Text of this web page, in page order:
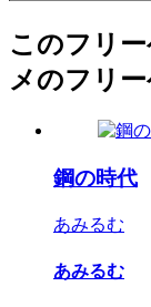
このフリ
メのフリ
鋼の時代
あみるむ
あみるむ